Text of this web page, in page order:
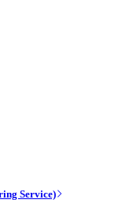
Service)